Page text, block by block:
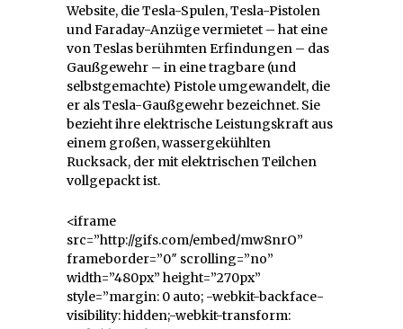
Website, die Tesla-Spulen, Tesla-Pistolen
und Faraday-Anzüge vermietet – hat eine
von Teslas berühmten Erfindungen – das
Gaußgewehr – in eine tragbare (und
selbstgemachte) Pistole umgewandelt, die
er als Tesla-Gaußgewehr bezeichnet. Sie
bezieht ihre elektrische Leistungskraft aus
einem großen, wassergekühlten
Rucksack, der mit elektrischen Teilchen
vollgepackt ist.
<iframe
src=”http://gifs.com/embed/mw8nrO”
frameborder=”0″ scrolling=”no”
width=”480px” height=”270px”
style=”margin: 0 auto; -webkit-backface-
visibility: hidden;-webkit-transform: